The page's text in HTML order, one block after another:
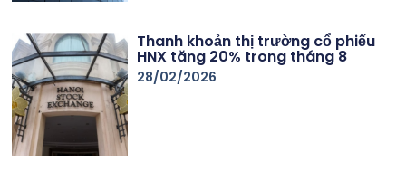
Thanh khoản thị trường cổ phiếu
HNX tăng 20% trong tháng 8
28/02/2026